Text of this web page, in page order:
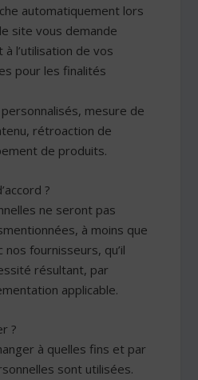
automatiquement lors
site vous demande
l’utilisation de vos
pour les finalités
mesure de
rétroaction de
de produits.
?
ne seront pas
à moins que
nos fournisseurs, qu’il
résultant, par
applicable.
?
à quelles fins et par
sont utilisées.